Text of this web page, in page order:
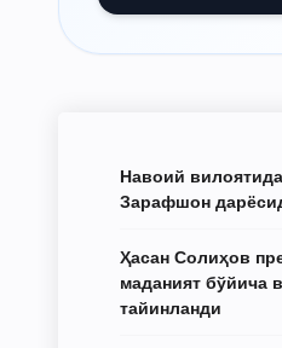
Навоий
Зарафшон
Ҳасан Солиҳов
маданият бўйича
тайинланди